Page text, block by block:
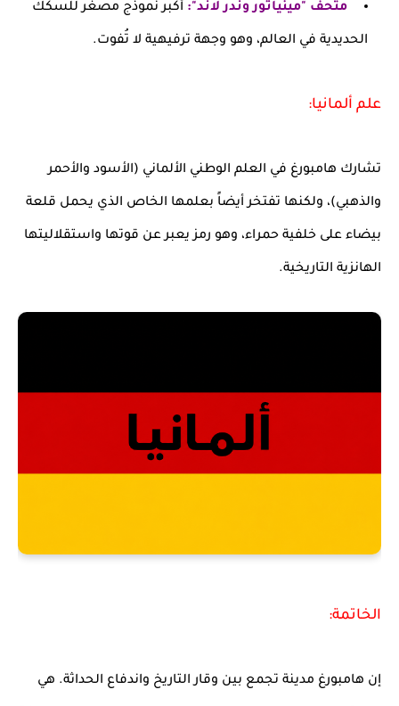
متحف "مينياتور وندر لاند": أكبر نموذج مصغر للسكك
الحديدية في العالم، وهو وجهة ترفيهية لا تُفوت.
علم ألمانيا:
تشارك هامبورغ في العلم الوطني الألماني (الأسود والأحمر
والذهبي)، ولكنها تفتخر أيضاً بعلمها الخاص الذي يحمل قلعة
بيضاء على خلفية حمراء، وهو رمز يعبر عن قوتها واستقلاليتها
الهانزية التاريخية.
الخاتمة:
إن هامبورغ مدينة تجمع بين وقار التاريخ واندفاع الحداثة. هي